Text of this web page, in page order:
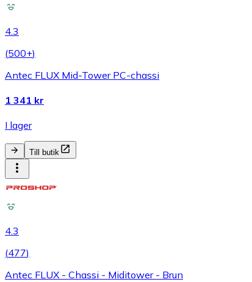
4.3
(500+)
Antec FLUX Mid-Tower PC-chassi
1 341 kr
I lager
Till butik
4.3
(477)
Antec FLUX - Chassi - Miditower - Brun